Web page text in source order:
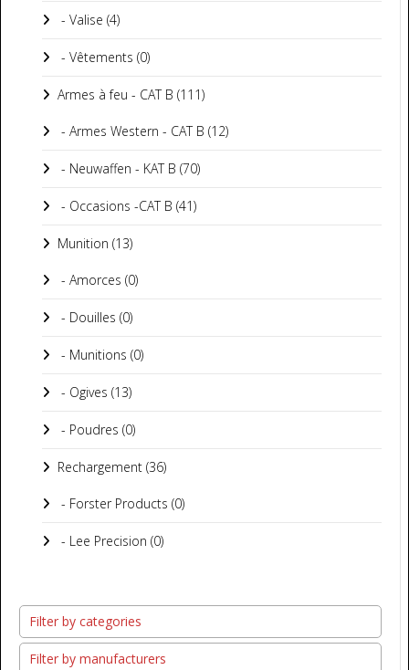
- Valise (4)
- Vêtements (0)
Armes à feu - CAT B (111)
- Armes Western - CAT B (12)
- Neuwaffen - KAT B (70)
- Occasions -CAT B (41)
Munition (13)
- Amorces (0)
- Douilles (0)
- Munitions (0)
- Ogives (13)
- Poudres (0)
Rechargement (36)
- Forster Products (0)
- Lee Precision (0)
Filter by categories
Filter by manufacturers